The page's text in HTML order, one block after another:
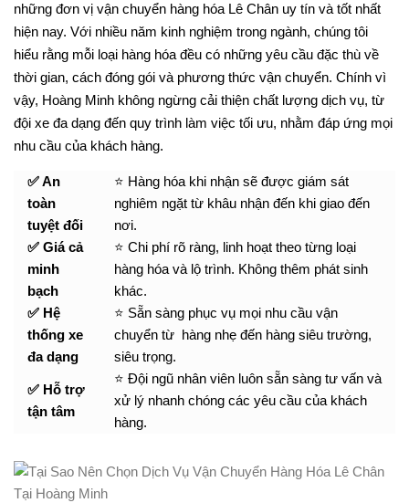
những đơn vị vận chuyển hàng hóa Lê Chân uy tín và tốt nhất
hiện nay. Với nhiều năm kinh nghiệm trong ngành, chúng tôi
hiểu rằng mỗi loại hàng hóa đều có những yêu cầu đặc thù về
thời gian, cách đóng gói và phương thức vận chuyển. Chính vì
vậy, Hoàng Minh không ngừng cải thiện chất lượng dịch vụ, từ
đội xe đa dạng đến quy trình làm việc tối ưu, nhằm đáp ứng mọi
nhu cầu của khách hàng.
✅ An
toàn
tuyệt đối
⭐ Hàng hóa khi nhận sẽ được giám sát
nghiêm ngặt từ khâu nhận đến khi giao đến
nơi.
✅ Giá cả
minh
bạch
⭐ Chi phí rõ ràng, linh hoạt theo từng loại
hàng hóa và lộ trình. Không thêm phát sinh
khác.
✅ Hệ
thống xe
đa dạng
⭐ Sẵn sàng phục vụ mọi nhu cầu vận
chuyển từ hàng nhẹ đến hàng siêu trường,
siêu trọng.
✅ Hỗ trợ
tận tâm
⭐ Đội ngũ nhân viên luôn sẵn sàng tư vấn và
xử lý nhanh chóng các yêu cầu của khách
hàng.